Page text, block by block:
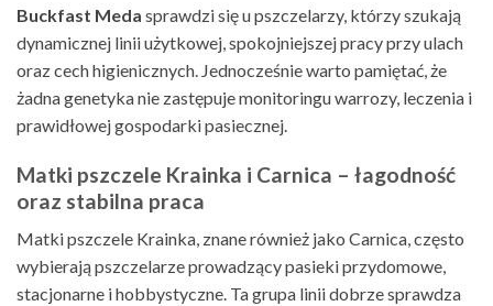
Buckfast Meda sprawdzi się u pszczelarzy, którzy szukają
dynamicznej linii użytkowej, spokojniejszej pracy przy ulach
oraz cech higienicznych. Jednocześnie warto pamiętać, że
żadna genetyka nie zastępuje monitoringu warrozy, leczenia i
prawidłowej gospodarki pasiecznej.
Matki pszczele Krainka i Carnica – łagodność
oraz stabilna praca
Matki pszczele Krainka, znane również jako Carnica, często
wybierają pszczelarze prowadzący pasieki przydomowe,
stacjonarne i hobbystyczne. Ta grupa linii dobrze sprawdza